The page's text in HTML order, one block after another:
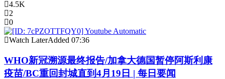
4.5K
2
0
Watch LaterAdded 07:36
WHO新冠溯源最终报告/加拿大德国暂停阿斯利康
疫苗/BC重回封城直到4月19日 | 每日要闻